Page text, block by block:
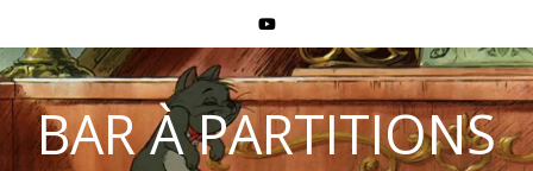
BAR À PARTITIONS